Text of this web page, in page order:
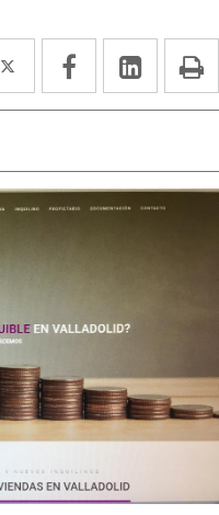
Twitter
Enlace
a
aplicación
externa.
Facebook
Enlace
a
aplicación
externa.
Enlace
a